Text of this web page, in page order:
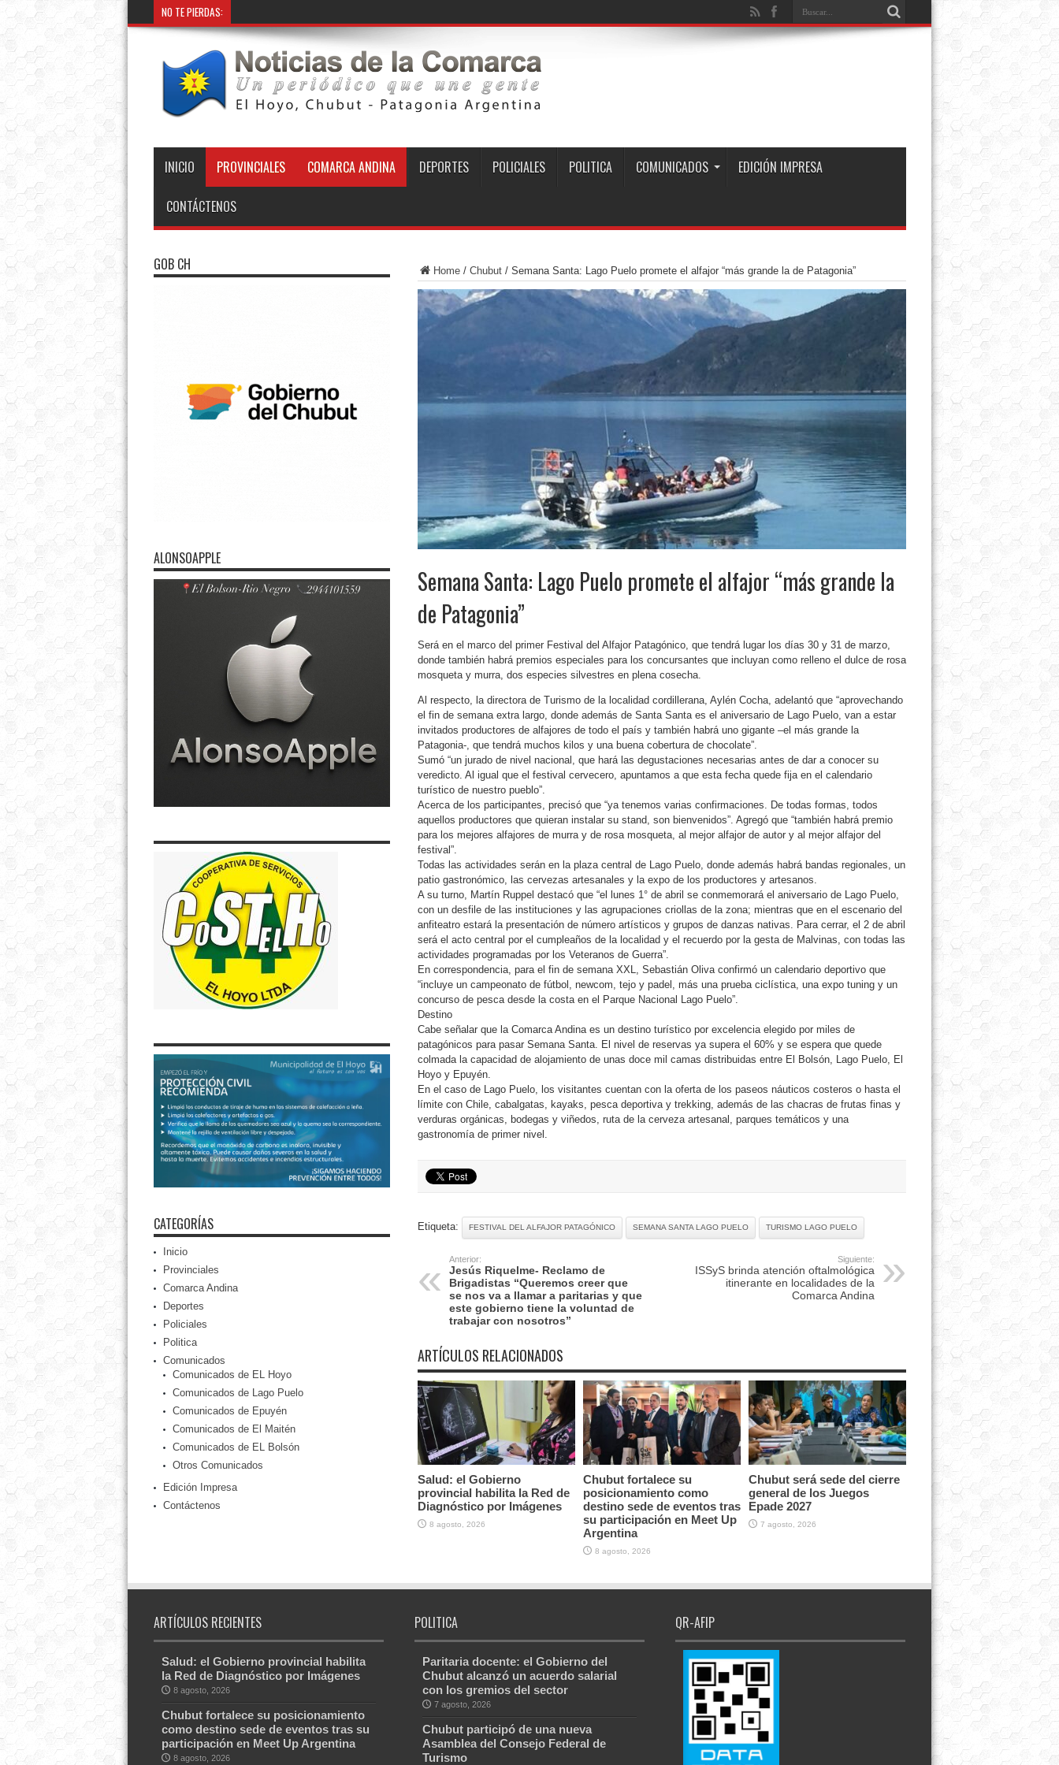
NO TE PIERDAS:
INICIO PROVINCIALES COMARCA ANDINA DEPORTES POLICIALES POLITICA COMUNICADOS EDICIÓN IMPRESA
CONTÁCTENOS
Home/ Chubut/ Semana Santa: Lago Puelo promete el alfajor “más grande la de Patagonia”
Semana Santa: Lago Puelo promete el alfajor “más grande la
de Patagonia”
Será en el marco del primer Festival del Alfajor Patagónico, que tendrá lugar los días 30 y 31 de marzo,
donde también habrá premios especiales para los concursantes que incluyan como relleno el dulce de rosa
mosqueta y murra, dos especies silvestres en plena cosecha.
Al respecto, la directora de Turismo de la localidad cordillerana, Aylén Cocha, adelantó que “aprovechando
el fin de semana extra largo, donde además de Santa Santa es el aniversario de Lago Puelo, van a estar
invitados productores de alfajores de todo el país y también habrá uno gigante –el más grande la
Patagonia-, que tendrá muchos kilos y una buena cobertura de chocolate”.
Sumó “un jurado de nivel nacional, que hará las degustaciones necesarias antes de dar a conocer su
veredicto. Al igual que el festival cervecero, apuntamos a que esta fecha quede fija en el calendario
turístico de nuestro pueblo”.
Acerca de los participantes, precisó que “ya tenemos varias confirmaciones. De todas formas, todos
aquellos productores que quieran instalar su stand, son bienvenidos”. Agregó que “también habrá premio
para los mejores alfajores de murra y de rosa mosqueta, al mejor alfajor de autor y al mejor alfajor del
festival”.
Todas las actividades serán en la plaza central de Lago Puelo, donde además habrá bandas regionales, un
patio gastronómico, las cervezas artesanales y la expo de los productores y artesanos.
A su turno, Martín Ruppel destacó que “el lunes 1° de abril se conmemorará el aniversario de Lago Puelo,
con un desfile de las instituciones y las agrupaciones criollas de la zona; mientras que en el escenario del
anfiteatro estará la presentación de número artísticos y grupos de danzas nativas. Para cerrar, el 2 de abril
será el acto central por el cumpleaños de la localidad y el recuerdo por la gesta de Malvinas, con todas las
actividades programadas por los Veteranos de Guerra”.
En correspondencia, para el fin de semana XXL, Sebastián Oliva confirmó un calendario deportivo que
“incluye un campeonato de fútbol, newcom, tejo y padel, más una prueba ciclística, una expo tuning y un
concurso de pesca desde la costa en el Parque Nacional Lago Puelo”.
Destino
Cabe señalar que la Comarca Andina es un destino turístico por excelencia elegido por miles de
patagónicos para pasar Semana Santa. El nivel de reservas ya supera el 60% y se espera que quede
colmada la capacidad de alojamiento de unas doce mil camas distribuidas entre El Bolsón, Lago Puelo, El
Hoyo y Epuyén.
En el caso de Lago Puelo, los visitantes cuentan con la oferta de los paseos náuticos costeros o hasta el
límite con Chile, cabalgatas, kayaks, pesca deportiva y trekking, además de las chacras de frutas finas y
verduras orgánicas, bodegas y viñedos, ruta de la cerveza artesanal, parques temáticos y una
gastronomía de primer nivel.
Etiqueta: FESTIVAL DEL ALFAJOR PATAGÓNICO SEMANA SANTA LAGO PUELO TURISMO LAGO PUELO
Anterior:
Jesús Riquelme- Reclamo de
Brigadistas “Queremos creer que
se nos va a llamar a paritarias y que
este gobierno tiene la voluntad de
trabajar con nosotros”
Siguiente:
ISSyS brinda atención oftalmológica
itinerante en localidades de la
Comarca Andina
ARTÍCULOS RELACIONADOS
Salud: el Gobierno
provincial habilita la Red de
Diagnóstico por Imágenes
8 agosto, 2026
Chubut fortalece su
posicionamiento como
destino sede de eventos tras
su participación en Meet Up
Argentina
8 agosto, 2026
Chubut será sede del cierre
general de los Juegos
Epade 2027
7 agosto, 2026
GOB CH
ALONSOAPPLE
CATEGORÍAS
Inicio
Provinciales
Comarca Andina
Deportes
Policiales
Politica
Comunicados
Comunicados de EL Hoyo
Comunicados de Lago Puelo
Comunicados de Epuyén
Comunicados de El Maitén
Comunicados de EL Bolsón
Otros Comunicados
Edición Impresa
Contáctenos
ARTÍCULOS RECIENTES
Salud: el Gobierno provincial habilita
la Red de Diagnóstico por Imágenes
8 agosto, 2026
Chubut fortalece su posicionamiento
como destino sede de eventos tras su
participación en Meet Up Argentina
8 agosto, 2026
POLITICA
Paritaria docente: el Gobierno del
Chubut alcanzó un acuerdo salarial
con los gremios del sector
7 agosto, 2026
Chubut participó de una nueva
Asamblea del Consejo Federal de
Turismo
QR-AFIP